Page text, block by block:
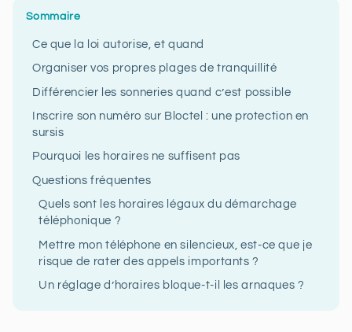
Sommaire
Ce que la loi autorise, et quand
Organiser vos propres plages de tranquillité
Différencier les sonneries quand c’est possible
Inscrire son numéro sur Bloctel : une protection en
sursis
Pourquoi les horaires ne suffisent pas
Questions fréquentes
Quels sont les horaires légaux du démarchage
téléphonique ?
Mettre mon téléphone en silencieux, est-ce que je
risque de rater des appels importants ?
Un réglage d’horaires bloque-t-il les arnaques ?